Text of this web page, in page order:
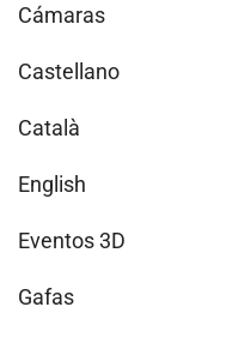
Cámaras
Castellano
Català
English
Eventos 3D
Gafas